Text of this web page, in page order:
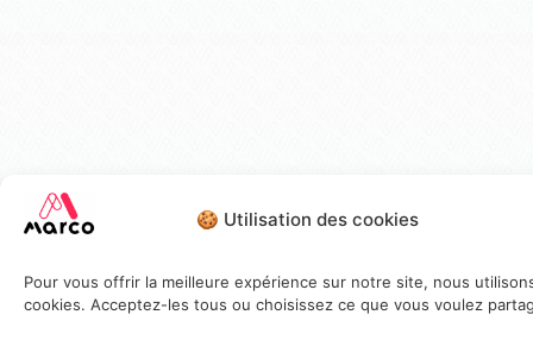
🍪 Utilisation des cookies
Pour vous offrir la meilleure expérience sur notre site, nous
cookies. Acceptez-les tous ou choisissez ce que vous voulez